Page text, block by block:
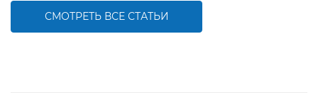
СМОТРЕТЬ ВСЕ СТАТЬИ